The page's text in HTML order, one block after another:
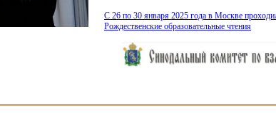
С 26 по 30 января 2025 года в Москве
Рождественские образовательные чтения